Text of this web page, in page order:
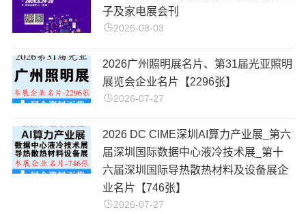
子及家电展会刊
2026-08-03
2026广州照明展名片、第31届光亚照明
展览会企业名片【2296张】
2026-07-27
2026 DC CIME深圳AI算力产业展_第六
届深圳国际数据中心液冷技术展_第十
六届深圳国际导热散热材料及设备展企
业名片【746张】
2026-07-27